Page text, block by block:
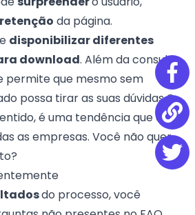
da página.
disponibilizar diferentes
download. Além da consulta
permite que mesmo sem
possa tirar as suas dúvidas.O
é uma tendência que deve
as empresas. Você não quer
do processo, você